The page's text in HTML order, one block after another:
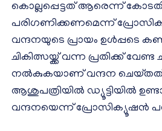
കൊല്ലപ്പെട്ടത് ആരെന്ന്
പരിഗണിക്കണമെന്ന്
വന്ദനയുടെ പ്രായം ഉൾപ്പടെ
ചികിത്സയ്ക്ക് വന്ന പ്രതിക്ക് വേണ്ട
നൽകുകയാണ് വന്ദന
ആശുപത്രിയിൽ ഡ്യൂട്ടിയിൽ
വന്ദനയെന്ന് പ്രോസിക്യൂഷൻ